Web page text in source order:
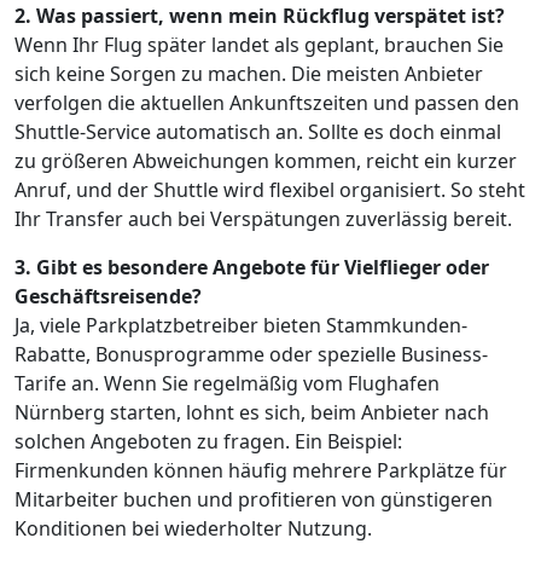
2. Was passiert, wenn mein Rückflug verspätet ist?
Wenn Ihr Flug später landet als geplant, brauchen Sie
sich keine Sorgen zu machen. Die meisten Anbieter
verfolgen die aktuellen Ankunftszeiten und passen den
Shuttle-Service automatisch an. Sollte es doch einmal
zu größeren Abweichungen kommen, reicht ein kurzer
Anruf, und der Shuttle wird flexibel organisiert. So steht
Ihr Transfer auch bei Verspätungen zuverlässig bereit.
3. Gibt es besondere Angebote für Vielflieger oder
Geschäftsreisende?
Ja, viele Parkplatzbetreiber bieten Stammkunden-
Rabatte, Bonusprogramme oder spezielle Business-
Tarife an. Wenn Sie regelmäßig vom Flughafen
Nürnberg starten, lohnt es sich, beim Anbieter nach
solchen Angeboten zu fragen. Ein Beispiel:
Firmenkunden können häufig mehrere Parkplätze für
Mitarbeiter buchen und profitieren von günstigeren
Konditionen bei wiederholter Nutzung.